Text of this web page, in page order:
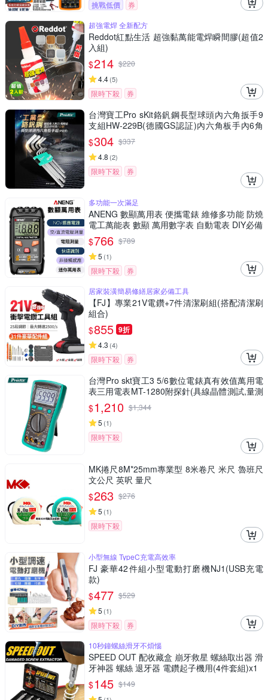
挑戰低價
券
超強電焊 全新配方
Reddot紅點生活 超強黏萬能電焊瞬間膠(超值2
入組)
$214 $220
4.4(5)
限時下殺 券
台灣寶工Pro sKit鉻釩鋼長型球頭內六角扳手9
支組HW-229B(德國GS認証)內六角板手內6角
板手球頭扳手
$304 $337
4.8 (2)
限時下殺 券
多功能一次滿足
ANENG 數顯萬用表 便攜電錶 維修多功能 防燒
電工萬能表 數顯 萬用數字表 自動電表 DIY必備
$766 $789
5 (1)
限時下殺
券
居家裝潢簡易修繕居家必備工具
【FJ】專業21V電鑽+7件清潔刷組(搭配清潔刷
組合)
$855 9折
4.3 (4)
限時下殺 券
台灣Pro skt寶工3 5/6數位電錶真有效值萬用電
表三用電表MT-1280附探針(具線晶體測試,量測
交流電壓電容電阻溫度)公司貨,享一年保固
$1,210 $1,344
5 (1)
限時下殺
MK捲尺8M*25mm專業型 8米卷尺 米尺 魯班尺
文公尺 英呎 量尺
$263 $276
5 (1)
限時下殺
小型無線 TypeC充電高效率
FJ 豪華42件組小型電動打磨機NJ1(USB充電
款)
$477 $529
5 (1)
限時下殺
券
10秒鐘螺絲滑牙不煩惱
SPEED OUT 配收藏盒 崩牙救星 螺絲取出器 滑
牙神器 螺絲 退牙器 電鑽起子機用(4件套組)x1
$145 $149